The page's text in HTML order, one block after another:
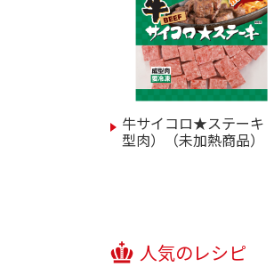
牛サイコロ★ステーキ
型肉）（未加熱商品）
人気のレシピ